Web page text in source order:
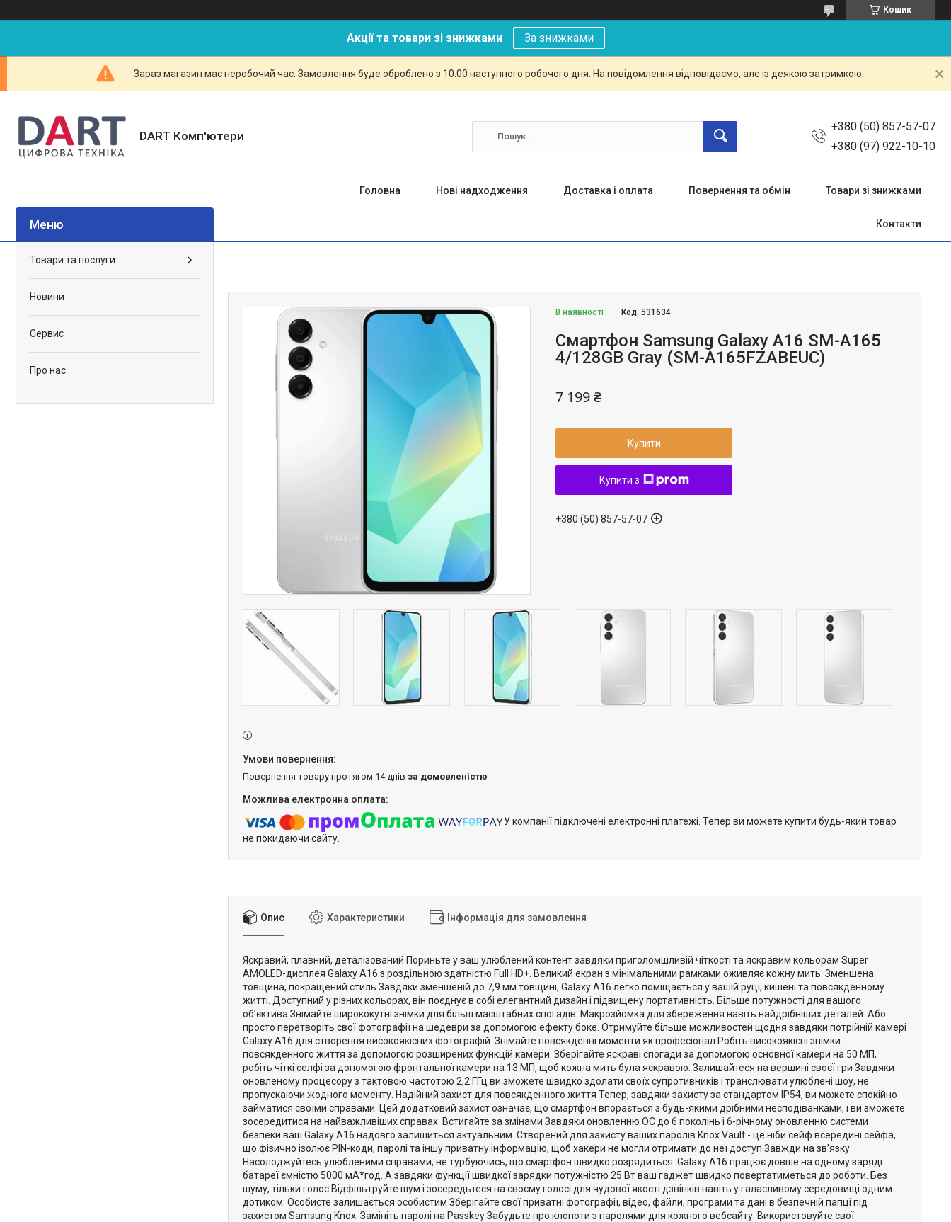
Кошик
Акції та товари зі знижками За знижками
Зараз магазин має неробочий час. Замовлення буде оброблено з 10:00 наступного робочого дня. На повідомлення відповідаємо, але із деякою затримкою.
DART Комп'ютери
+380 (50) 857-57-07
+380 (97) 922-10-10
Головна Нові надходження Доставка і оплата Повернення та обмін Товари зі знижками
Контакти
В наявності Код:531634
Смартфон Samsung Galaxy A16 SM-A165
4/128GB Gray (SM-A165FZABEUC)
7 199 ₴
Купити
Купити з
+380 (50) 857-57-07
повернення товару протягом 14 днів за домовленістю
У компанії підключені електронні платежі. Тепер ви можете купити будь-який товар
не покидаючи сайту.
Опис Характеристики Інформація для замовлення
Яскравий, плавний, деталізований Пориньте у ваш улюблений контент завдяки приголомшливій чіткості та яскравим кольорам Super
AMOLED-дисплея Galaxy A16 з роздільною здатністю Full HD+. Великий екран з мінімальними рамками оживляє кожну мить. Зменшена
товщина, покращений стиль Завдяки зменшеній до 7,9 мм товщині, Galaxy A16 легко поміщається у вашій руці, кишені та повсякденному
житті. Доступний у різних кольорах, він поєднує в собі елегантний дизайн і підвищену портативність. Більше потужності для вашого
об’єктива Знімайте ширококутні знімки для більш масштабних спогадів. Макрозйомка для збереження навіть найдрібніших деталей. Або
просто перетворіть свої фотографії на шедеври за допомогою ефекту боке. Отримуйте більше можливостей щодня завдяки потрійній камері
Galaxy A16 для створення високоякісних фотографій. Знімайте повсякденні моменти як професіонал Робіть високоякісні знімки
повсякденного життя за допомогою розширених функцій камери. Зберігайте яскраві спогади за допомогою основної камери на 50 МП,
робіть чіткі селфі за допомогою фронтальної камери на 13 МП, щоб кожна мить була яскравою. Залишайтеся на вершині своєї гри Завдяки
оновленому процесору з тактовою частотою 2,2 ГГц ви зможете швидко здолати своїх супротивників і транслювати улюблені шоу, не
пропускаючи жодного моменту. Надійний захист для повсякденного життя Тепер, завдяки захисту за стандартом IP54, ви можете спокійно
займатися своїми справами. Цей додатковий захист означає, що смартфон впорається з будь-якими дрібними несподіванками, і ви зможете
зосередитися на найважливіших справах. Встигайте за змінами Завдяки оновленню ОС до 6 поколінь і 6-річному оновленню системи
безпеки ваш Galaxy A16 надовго залишиться актуальним. Створений для захисту ваших паролів Knox Vault - це ніби сейф всередині сейфа,
що фізично ізолює PIN-коди, паролі та іншу приватну інформацію, щоб хакери не могли отримати до неї доступ Завжди на зв’язку
Насолоджуйтесь улюбленими справами, не турбуючись, що смартфон швидко розрядиться. Galaxy A16 працює довше на одному заряді
батареї ємністю 5000 мА*год. А завдяки функції швидкої зарядки потужністю 25 Вт ваш гаджет швидко повертатиметься до роботи. Без
шуму, тільки голос Відфільтруйте шум і зосередьтеся на своєму голосі для чудової якості дзвінків навіть у галасливому середовищі одним
дотиком. Особисте залишається особистим Зберігайте свої приватні фотографії, відео, файли, програми та дані в безпечній папці під
захистом Samsung Knox. Замініть паролі на Passkey Забудьте про клопоти з паролями для кожного вебсайту. Використовуйте свої
Товари та послуги
Новини
Сервис
Про нас